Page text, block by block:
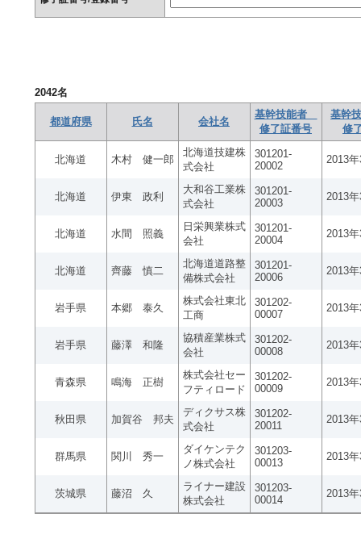
2042名
都道府県 氏名 会社名
基幹技能者
修了証番号
基幹
修
北海道 木村 健一郎
北海道技建株
式会社
301201-
20002
2013
北海道 伊東 政利
大和谷工業株
式会社
301201-
20003
2013
北海道 水間 照義
日栄興業株式
会社
301201-
20004
2013
北海道 齊藤 慎二
北海道道路整
備株式会社
301201-
20006
2013
岩手県 本郷 泰久
株式会社東北
工商
301202-
00007
2013
岩手県 藤澤 和隆
協積産業株式
会社
301202-
00008
2013
青森県 鳴海 正樹
株式会社セー
フティロード
301202-
00009
2013
秋田県 加賀谷 邦夫
ディクサス株
式会社
301202-
20011
2013
群馬県 関川 秀一
ダイケンテク
ノ株式会社
301203-
00013
2013
茨城県 藤沼 久
ライナー建設
株式会社
301203-
00014
2013